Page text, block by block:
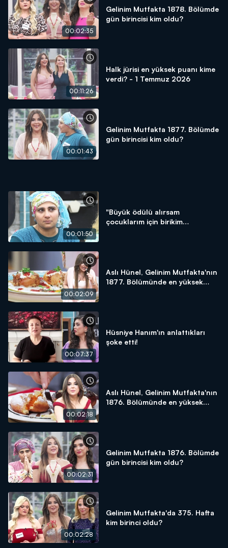
00:02:35
Gelinim Mutfakta 1878. Bölümde
gün birincisi kim oldu?
00:11:26
Halk jürisi en yüksek puanı kime
verdi? - 1 Temmuz 2026
00:01:43
Gelinim Mutfakta 1877. Bölümde
gün birincisi kim oldu?
00:01:50
"Büyük ödülü alırsam
çocuklarım için birikim
00:02:09
Aslı Hünel, Gelinim Mutfakta'nın
1877. Bölümünde en yüksek
00:07:37
Hüsniye Hanım'ın anlattıkları
şoke etti!
00:02:18
Aslı Hünel, Gelinim Mutfakta'nın
1876. Bölümünde en yüksek
00:02:31
Gelinim Mutfakta 1876. Bölümde
gün birincisi kim oldu?
00:02:28
Gelinim Mutfakta'da 375. Hafta
kim birinci oldu?